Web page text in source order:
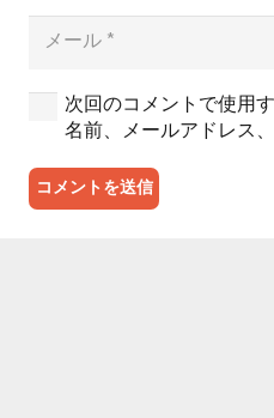
次回のコメントで使用
名前、メールアドレス
コメントを送信